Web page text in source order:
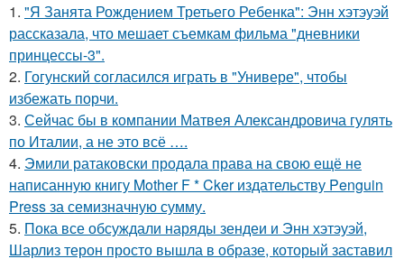
1. "Я Занята Рождением Третьего Ребенка": Энн хэтэуэй
рассказала, что мешает съемкам фильма "дневники
принцессы-3".
2. Гогунский согласился играть в "Универе", чтобы
избежать порчи.
3. Сейчас бы в компании Матвея Александровича гулять
по Италии, а не это всё ….
4. Эмили ратаковски продала права на свою ещё не
написанную книгу Mother F * Cker издательству Penguin
Press за семизначную сумму.
5. Пока все обсуждали наряды зендеи и Энн хэтэуэй,
Шарлиз терон просто вышла в образе, который заставил